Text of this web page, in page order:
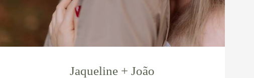
Jaqueline + João